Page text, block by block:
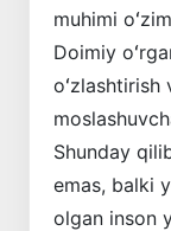
muhimi
Doimiy
oʻzlashtirish
Shunday
emas, balki
olgan inson